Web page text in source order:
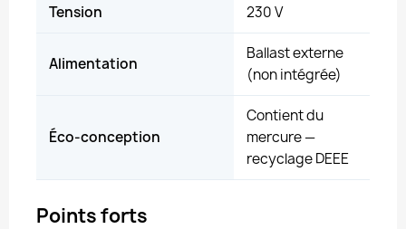
Tension 230 V
Alimentation
Ballast externe
(non intégrée)
Éco-conception
Contient du
mercure —
recyclage DEEE
Points forts